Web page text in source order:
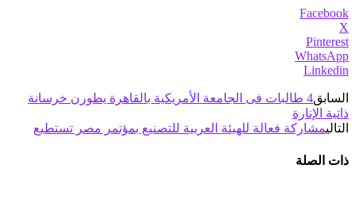
Facebook
X
Pinterest
WhatsApp
Linkedin
السابق
4 طالبات فى الجامعة الأمريكية بالقاهرة يطورن خرسانة
ذاتية الإنارة
التاليمشاركة فعالة للهيئة العربية للتصنيع بمؤتمر مصر تستطيع
ذات الصلة